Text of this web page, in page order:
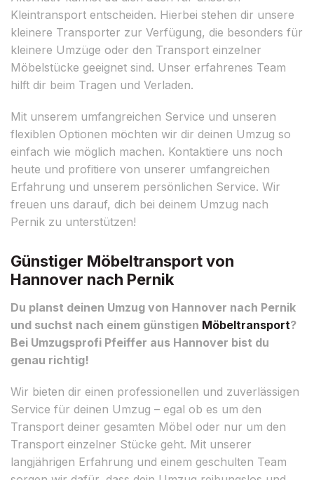
Kleintransport entscheiden. Hierbei stehen dir unsere
kleinere Transporter zur Verfügung, die besonders für
kleinere Umzüge oder den Transport einzelner
Möbelstücke geeignet sind. Unser erfahrenes Team
hilft dir beim Tragen und Verladen.
Mit unserem umfangreichen Service und unseren
flexiblen Optionen möchten wir dir deinen Umzug so
einfach wie möglich machen. Kontaktiere uns noch
heute und profitiere von unserer umfangreichen
Erfahrung und unserem persönlichen Service. Wir
freuen uns darauf, dich bei deinem Umzug nach
Pernik zu unterstützen!
Günstiger Möbeltransport von
Hannover nach Pernik
Du planst deinen Umzug von Hannover nach Pernik
und suchst nach einem günstigen Möbeltransport?
Bei Umzugsprofi Pfeiffer aus Hannover bist du
genau richtig!
Wir bieten dir einen professionellen und zuverlässigen
Service für deinen Umzug – egal ob es um den
Transport deiner gesamten Möbel oder nur um den
Transport einzelner Stücke geht. Mit unserer
langjährigen Erfahrung und einem geschulten Team